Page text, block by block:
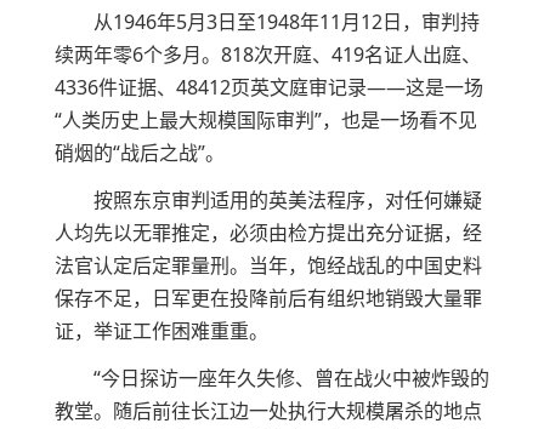
从1946年5月3日至1948年11月12日，审判持
续两年零6个多月。818次开庭、419名证人出庭、
4336件证据、48412页英文庭审记录——这是一场
“人类历史上最大规模国际审判”，也是一场看不见
硝烟的“战后之战”。
按照东京审判适用的英美法程序，对任何嫌疑
人均先以无罪推定，必须由检方提出充分证据，经
法官认定后定罪量刑。当年，饱经战乱的中国史料
保存不足，日军更在投降前后有组织地销毁大量罪
证，举证工作困难重重。
“今日探访一座年久失修、曾在战火中被炸毁的
教堂。随后前往长江边一处执行大规模屠杀的地点